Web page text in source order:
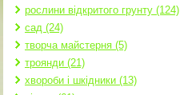
рослини відкритого грунту (124)
сад (24)
творча майстерня (5)
троянди (21)
хвороби і шкідники (13)